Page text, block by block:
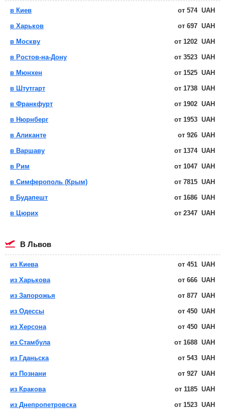
в Киев от 574 UAH
в Харьков от 697 UAH
в Москву от 1202 UAH
в Ростов-на-Дону от 3523 UAH
в Мюнхен от 1525 UAH
в Штутгарт от 1738 UAH
в Франкфурт от 1902 UAH
в Нюрнберг от 1953 UAH
в Аликанте от 926 UAH
в Варшаву от 1374 UAH
в Рим от 1047 UAH
в Симферополь (Крым) от 7815 UAH
в Будапешт от 1686 UAH
в Цюрих от 2347 UAH
в Львов
из Киева от 451 UAH
из Харькова от 666 UAH
из Запорожья от 877 UAH
из Одессы от 450 UAH
из Херсона от 450 UAH
из Стамбула от 1688 UAH
из Гданьска от 543 UAH
из Познани от 927 UAH
из Кракова от 1185 UAH
из Днепропетровска от 1523 UAH